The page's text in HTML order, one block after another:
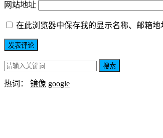
网站地址
在此浏览器中保存我的显示名称、邮箱地
搜索
热词： 镜像 google